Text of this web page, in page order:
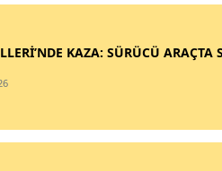
KAZA: SÜRÜCÜ ARAÇTA